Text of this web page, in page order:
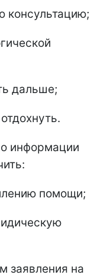
консультацию;
дальше;
информации
помощи;
заявления на